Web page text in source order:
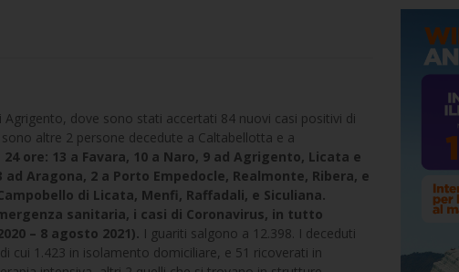
dove sono stati accertati 84 nuovi casi positivi di
altre 2 persone decedute a Caltabellotta e a
ore: 13 a Favara, 10 a Naro, 9 ad Agrigento, Licata e
Aragona, 2 a Porto Empedocle, Realmonte, Ribera, e
di Licata, Menfi, Raffadali, e Siculiana.
sanitaria, i casi di Coronavirus, in tutto
– 8 agosto 2021). I guariti salgono a 12.398. I deceduti
cui 1.423 in isolamento domiciliare, e 51 ricoverati in